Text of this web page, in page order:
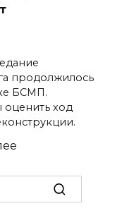
продолжилось
БСМП.
оценить ход